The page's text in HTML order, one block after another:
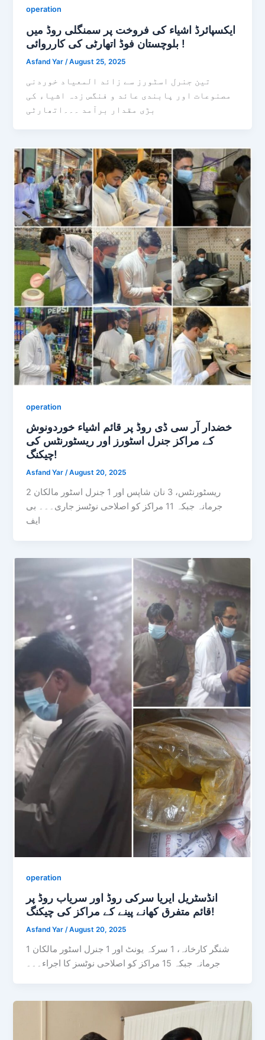
operation
ایکسپائرڈ اشیاء کی فروخت پر سمنگلی روڈ میں
بلوچستان فوڈ اتھارٹی کی کارروائی !
Asfand Yar /August 25, 2025
تین جنرل اسٹورز سے زائد المعیاد خوردنی
مصنوعات اور پابندی عائد و فنگس زدہ اشیاء کی
بڑی مقدار برآمد ۔۔۔اتھارٹی
operation
خضدار آر سی ڈی روڈ پر قائم اشیاء خوردونوش
کے مراکز جنرل اسٹورز اور ریسٹورنٹس کی
چیکنگ!
Asfand Yar/August 20, 2025
2 ریسٹورنٹس، 3 نان شاپس اور 1 جنرل اسٹور مالکان
جرمانہ جبکہ 11 مراکز کو اصلاحی نوٹسز جاری۔۔۔ بی
ایف
operation
انڈسٹریل ایریا سرکی روڈ اور سریاب روڈ پر
قائم متفرق کھانے پینے کے مراکز کی چیکنگ!
Asfand Yar/August 20, 2025
1 شنگر کارخانہ، 1 سرکہ یونٹ اور 1 جنرل اسٹور مالکان
جرمانہ جبکہ 15 مراکز کو اصلاحی نوٹسز کا اجراء۔۔۔